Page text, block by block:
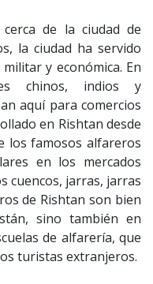
de la ciudad de
la ciudad ha servido
y económica. En
chinos, indios y
aquí para comercios
en Rishtan desde
los famosos alfareros
en los mercados
cuencos, jarras, jarras
de Rishtan son bien
sino también en
de alfarería, que
turistas extranjeros.